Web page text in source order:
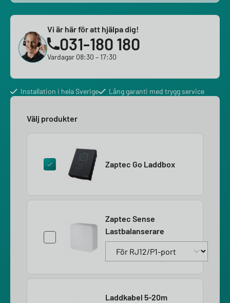
Vi är här för att hjälpa dig!
031-180 180
Vardagar 08:30 – 17:30
Installation i hela Sverige Lång garanti med trygg service
Välj produkter
Zaptec Go Laddbox
Zaptec Sense
Lastbalanserare
Laddkabel 5-20m